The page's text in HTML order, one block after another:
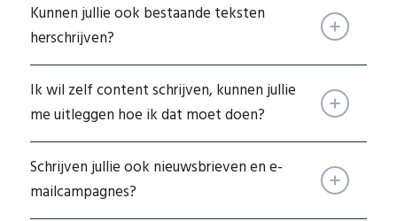
Kunnen jullie ook bestaande teksten
herschrijven?
Ik wil zelf content schrijven, kunnen jullie
me uitleggen hoe ik dat moet doen?
Schrijven jullie ook nieuwsbrieven en e-
mailcampagnes?